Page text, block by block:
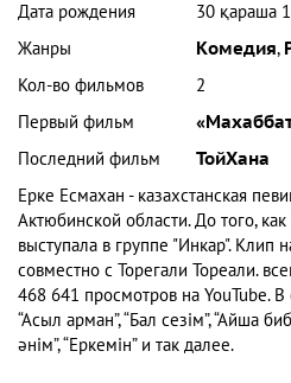
Дата рождения
30 қараша
Жанры
Комедия,
Кол-во фильмов
2
Первый фильм
Последний фильм
ТойХана
Ерке Есмахан - казахстанская
Актюбинской области. До того,
выступала в группе "Инкар". Клип
совместно с Торегали Тореали.
468 641 просмотров на YouTube. В
“Асыл арман”, “Бал сезім”, “Айша
әнім”, “Еркемін” и так далее.